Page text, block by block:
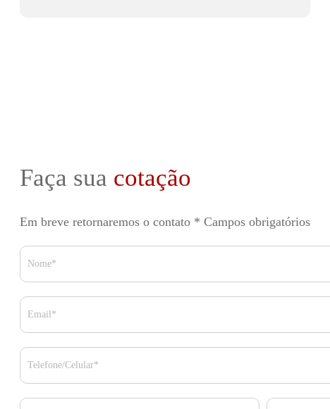
Faça sua cotação
Em breve retornaremos o contato * Campos obrigatórios
Nome*
Email*
Telefone/Celular*